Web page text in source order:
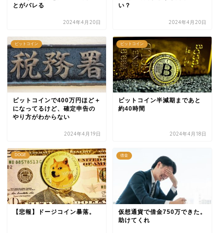
とがバレる
2024年4月20日
い？
2024年4月20日
ビットコイン
ビットコインで400万円ほど＋
になってるけど、確定申告の
やり方がわからない
2024年4月19日
ビットコイン
ビットコイン半減期まであと
約40時間
2024年4月18日
DOGE
【悲報】ドージコイン暴落。
借金
仮想通貨で借金750万できた。
助けてくれ